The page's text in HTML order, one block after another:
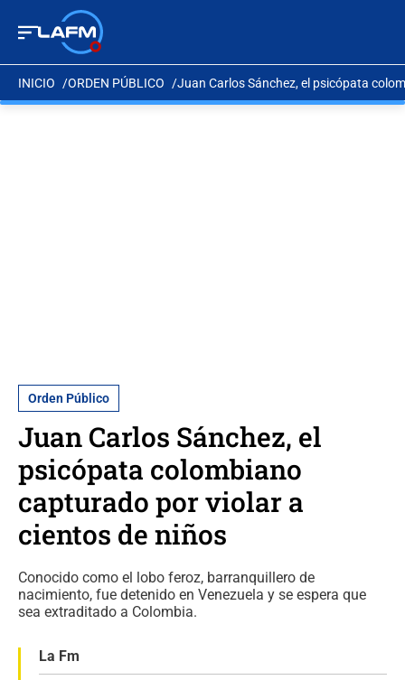
INICIO ORDEN PÚBLICO Juan Carlos Sánchez, el psicópata
Orden Público
Juan Carlos Sánchez, el
psicópata colombiano
capturado por violar a
cientos de niños
Conocido como el lobo feroz, barranquillero de
nacimiento, fue detenido en Venezuela y se espera que
sea extraditado a Colombia.
La Fm